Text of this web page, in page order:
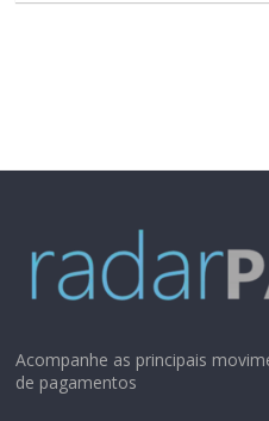
Acompanhe as principais
de pagamentos